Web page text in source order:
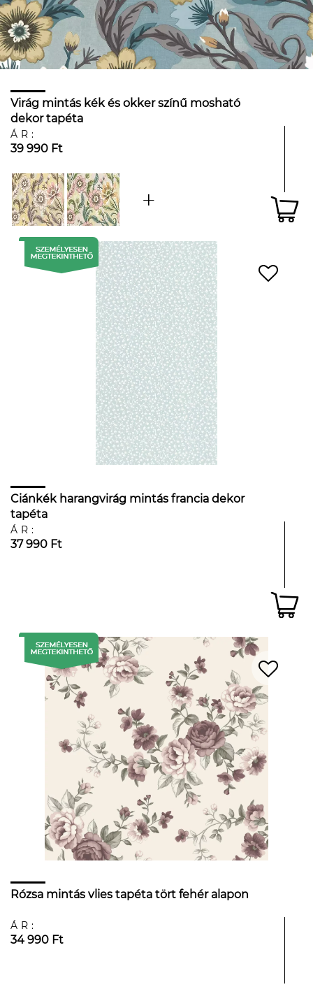
Virág mintás kék és okker színű mosható
dekor tapéta
ÁR:
39 990 Ft
Ciánkék harangvirág mintás francia dekor
tapéta
ÁR:
37 990 Ft
Rózsa mintás vlies tapéta tört fehér alapon
ÁR:
34 990 Ft